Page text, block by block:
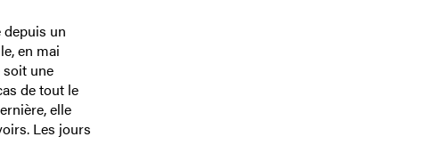
un
en mai
une
de tout le
elle
Les jours